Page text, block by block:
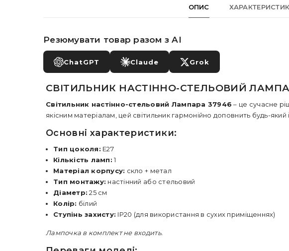
ОПИС
Резюмувати товар разом з AI
ChatGPT Claude Grok
СВІТИЛЬНИК НАСТІННО-СТЕЛЬОВИЙ
Світильник настінно-стельовий Лампара 37946 – це сучасне
якісним матеріалам, цей світильник гармонійно доповнить будь-який
Основні характеристики:
Тип цоколя: E27
Кількість ламп: 1
Матеріал корпусу: скло + метал
Тип монтажу: настінний або стельовий
Діаметр: 25 см
Колір: білий
Ступінь захисту: IP20 (для використання в сухих приміщеннях)
Лампочка в комплект не входить.